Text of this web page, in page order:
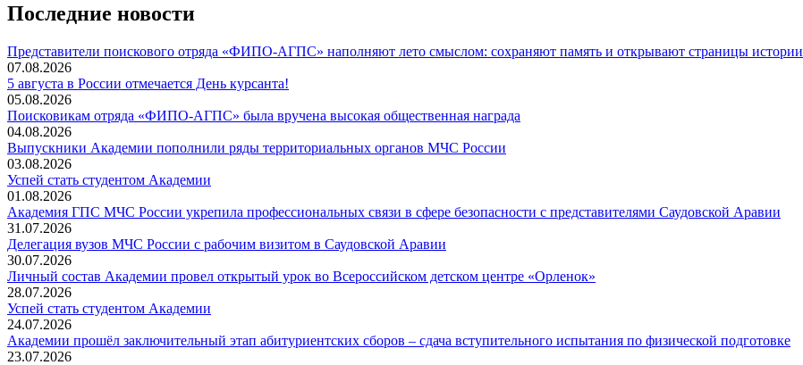
Последние новости
Представители поискового отряда «ФИПО-АГПС» наполняют лето смыслом: сохраняют память и открывают страницы истории
07.08.2026
5 августа в России отмечается День курсанта!
05.08.2026
Поисковикам отряда «ФИПО-АГПС» была вручена высокая общественная награда
04.08.2026
Выпускники Академии пополнили ряды территориальных органов МЧС России
03.08.2026
Успей стать студентом Академии
01.08.2026
Академия ГПС МЧС России укрепила профессиональных связи в сфере безопасности с представителями Саудовской Аравии
31.07.2026
Делегация вузов МЧС России с рабочим визитом в Саудовской Аравии
30.07.2026
Личный состав Академии провел открытый урок во Всероссийском детском центре «Орленок»
28.07.2026
️Успей стать студентом Академии
24.07.2026
Академии прошёл заключительный этап абитуриентских сборов – сдача вступительного испытания по физической подготовке
23.07.2026